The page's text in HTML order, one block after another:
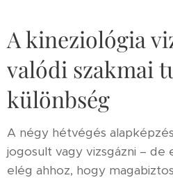
A kineziológia
valódi szakmai
különbség
A négy hétvégés
jogosult vagy vizsgázni – de
elég ahhoz, hogy